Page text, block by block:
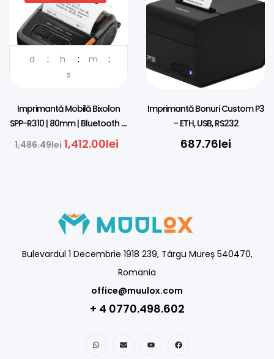
DISTRIBUITOR OFICIAL IN
d h
m
s
Imprimantă Mobilă Bixolon
SPP-R310 | 80mm | Bluetooth &
USB | iOS
1,486.49lei 1,412.00lei
Imprimantă Bonuri Custom P3
– ETH, USB, RS232
687.76lei
Bulevardul 1 Decembrie 1918 239, Târgu Mureș 540470,
Romania
office@muulox.com
+ 4 0770.498.602